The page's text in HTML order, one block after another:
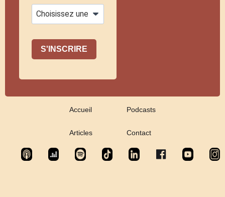
S'INSCRIRE
Accueil Podcasts
Articles Contact